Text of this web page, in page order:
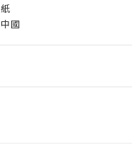
紙
中國